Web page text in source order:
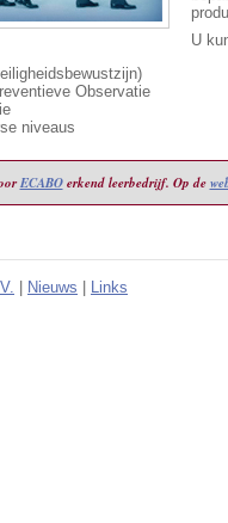
U
Observatie
niveaus
ECABOerkend leerbedrijf. Op de
Nieuws Links